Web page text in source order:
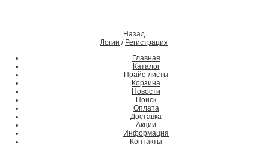
Назад
Логин / Регистрация
Главная
Каталог
Прайс-листы
Корзина
Новости
Поиск
Оплата
Доставка
Акции
Информация
Контакты